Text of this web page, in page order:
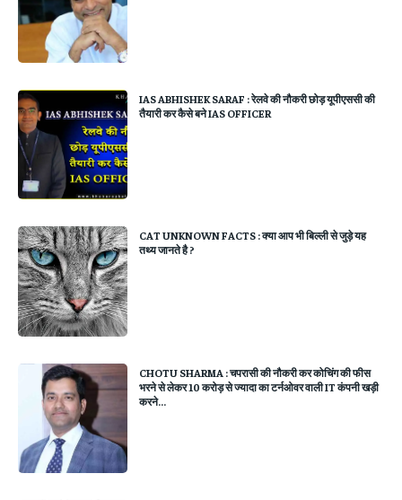
IAS ABHISHEK SARAF : रेलवे की नौकरी छोड़ यूपीएससी की
तैयारी कर कैसे बने IAS OFFICER
CAT UNKNOWN FACTS : क्या आप भी बिल्ली से जुड़े यह
तथ्य जानते है ?
CHOTU SHARMA : चपरासी की नौकरी कर कोचिंग की फीस
भरने से लेकर 10 करोड़ से ज्यादा का टर्नओवर वाली IT कंपनी खड़ी
करने...